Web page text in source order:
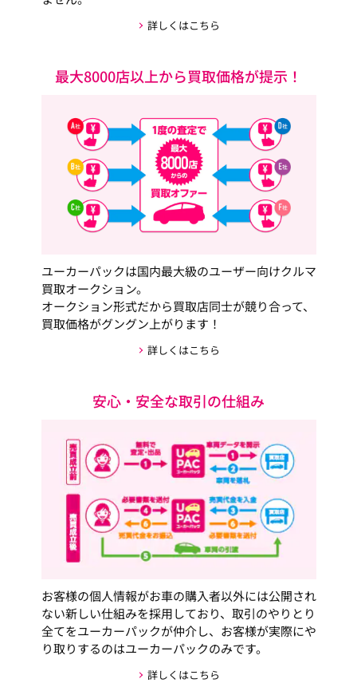
詳しくはこちら
最大8000店以上から買取価格が提示！
ユーカーパックは国内最大級のユーザー向けクルマ
買取オークション。
オークション形式だから買取店同士が競り合って、
買取価格がグングン上がります！
詳しくはこちら
安心・安全な取引の仕組み
お客様の個人情報がお車の購入者以外には公開され
ない新しい仕組みを採用しており、取引のやりとり
全てをユーカーパックが仲介し、お客様が実際にや
り取りするのはユーカーパックのみです。
詳しくはこちら